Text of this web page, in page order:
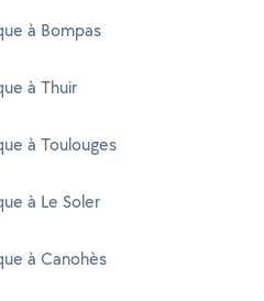
à Bompas
à Thuir
à Toulouges
à Le Soler
à Canohès